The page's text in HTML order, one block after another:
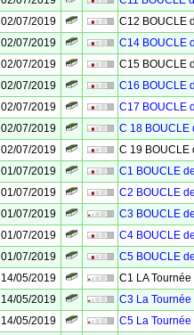
02/07/2019
C12 BOUCLE
02/07/2019
C14 BOUCLE
02/07/2019
C15 BOUCLE
02/07/2019
C16 BOUCLE
02/07/2019
C17 BOUCLE
02/07/2019
C 18 BOUCLE
02/07/2019
C 19 BOUCLE
01/07/2019
C1 BOUCLE
01/07/2019
C2 BOUCLE
01/07/2019
C3 BOUCLE
01/07/2019
C4 BOUCLE
01/07/2019
C5 BOUCLE
14/05/2019
C1 LA
14/05/2019
C3 La
14/05/2019
C5 La